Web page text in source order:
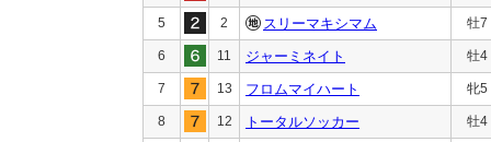
5 2 スリーマキシマム 牡7
6 11 ジャーミネイト 牡4
7 13 フロムマイハート 牝5
8 12 トータルソッカー 牡4